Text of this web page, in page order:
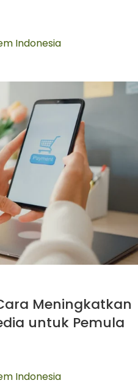
Indonesia
Meningkatkan
untuk Pemula
Indonesia